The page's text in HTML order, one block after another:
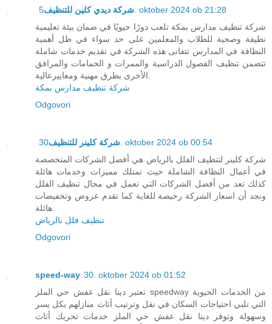
شركة ديدي كلين للتنظيف 5. oktober 2024 ob 21:28
شركة تنظيف مدارس بمكة تلعب دورًا حيويًا في ضمان بيئة تعليمية
نظيفة وصحية للطلاب والمعلمين على حد سواء في ظل أهمية
النظافة في المدارس تتفانى هذه الشركة في تقديم خدمات شاملة
تتضمن تنظيف الفصول الدراسية والممرات و الحمامات والمرافق
شركة تنظيف مدارس بمكة
Odgovori
شركة كلينر للتنظيف 30. oktober 2024 ob 00:54
شركة كلينر لتنظيف الفلل بالرياض هي أفضل الشركات المتخصصة
في أعمال النظافة الشاملة حيث تمتلك مميزات وخدمات هائلة
كذلك تعد من أفضل الشركات التي تعمل في مجال تنظيف الفلل
ونجد أن اسعار الشركة رخيصة للغاية كما تقدم عروض وتخفيضات
تنظيف فلل بالرياض
Odgovori
speed-way 30. oktober 2024 ob 01:52
تعتبر دينا نقل عفش حي الملز speedway من الخدمات الحيوية
التي تلبي احتياجات السكان في نقل وترتيب أثاث منازلهم بكل يسر
وسهولة وتوفر دينا نقل عفش حي الملز خدمات تحريك أثاث